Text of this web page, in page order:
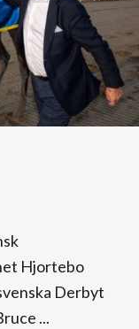
Hjortebo
Derbyt
...